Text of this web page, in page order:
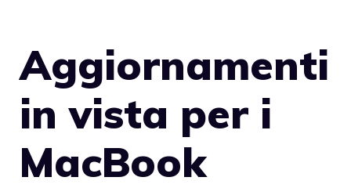
Aggiornamenti
in vista per i
MacBook